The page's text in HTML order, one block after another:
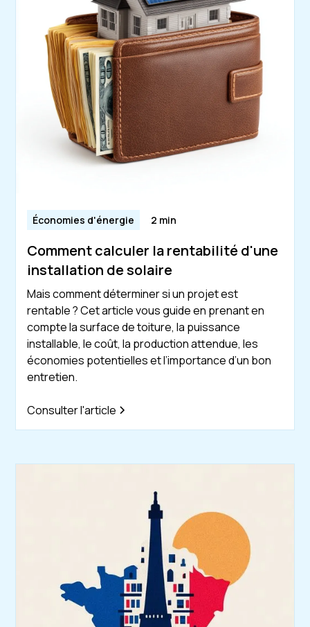
Économies d'énergie 2 min
Comment calculer la rentabilité d'une
installation de solaire
Mais comment déterminer si un projet est
rentable ? Cet article vous guide en prenant en
compte la surface de toiture, la puissance
installable, le coût, la production attendue, les
économies potentielles et l’importance d’un bon
entretien.
Consulter l'article